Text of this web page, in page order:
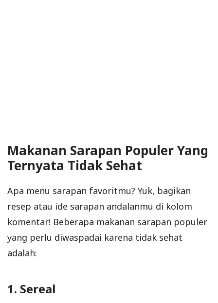
Makanan Sarapan Populer Yang
Ternyata Tidak Sehat
Apa menu sarapan favoritmu? Yuk, bagikan
resep atau ide sarapan andalanmu di kolom
komentar! Beberapa makanan sarapan populer
yang perlu diwaspadai karena tidak sehat
adalah:
1. Sereal